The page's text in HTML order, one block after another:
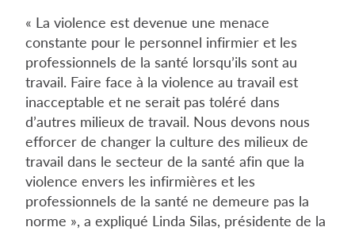
« La violence est devenue une menace
constante pour le personnel infirmier et les
professionnels de la santé lorsqu’ils sont au
travail. Faire face à la violence au travail est
inacceptable et ne serait pas toléré dans
d’autres milieux de travail. Nous devons nous
efforcer de changer la culture des milieux de
travail dans le secteur de la santé afin que la
violence envers les infirmières et les
professionnels de la santé ne demeure pas la
norme », a expliqué Linda Silas, présidente de la